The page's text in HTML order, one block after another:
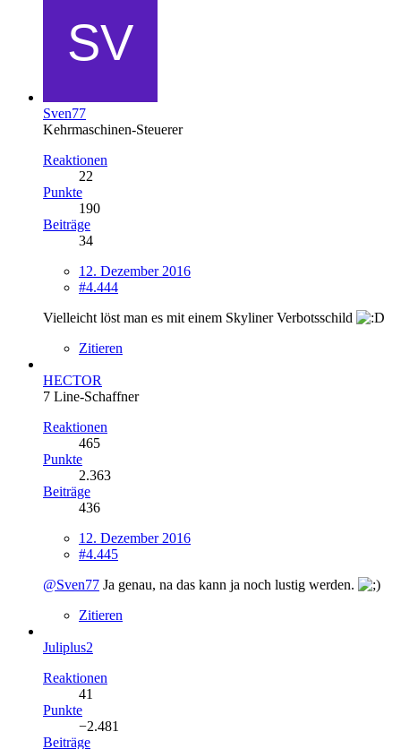
Sven77
Kehrmaschinen-Steuerer
Reaktionen
22
Punkte
190
Beiträge
34
12. Dezember 2016
#4.444
Vielleicht löst man es mit einem Skyliner Verbotsschild
Zitieren
HECTOR
7 Line-Schaffner
Reaktionen
465
Punkte
2.363
Beiträge
436
12. Dezember 2016
#4.445
@Sven77 Ja genau, na das kann ja noch lustig werden.
Zitieren
Juliplus2
Reaktionen
41
Punkte
−2.481
Beiträge